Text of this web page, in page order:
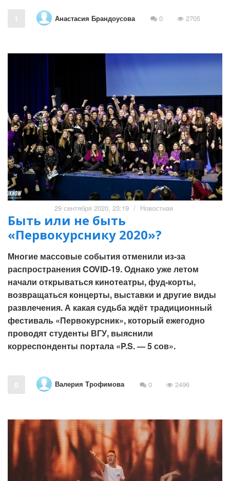
1 Анастасия Брандоусова 0 2705
29 сентября 2020, 23:19 / Новостная
Быть или не быть
«Первокурснику 2020»?
Многие массовые события отменили из-за
распространения COVID-19. Однако уже летом
начали открываться кинотеатры, фуд-корты,
возвращаться концерты, выставки и другие виды
развлечения. А какая судьба ждёт традиционный
фестиваль «Первокурсник», который ежегодно
проводят студенты ВГУ, выяснили
корреспонденты портала «P.S. — 5 сов».
0 Валерия Трофимова 0 2496